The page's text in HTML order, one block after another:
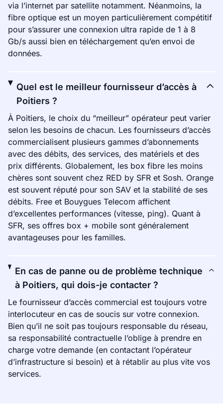
via l’internet par satellite notamment. Néanmoins, la
fibre optique est un moyen particulièrement compétitif
pour s’assurer une connexion ultra rapide de 1 à 8
Gb/s aussi bien en téléchargement qu’en envoi de
données.
Quel est le meilleur fournisseur d’accès à
Poitiers ?
À Poitiers, le choix du “meilleur” opérateur peut varier
selon les besoins de chacun. Les fournisseurs d’accès
commercialisent plusieurs gammes d’abonnements
avec des débits, des services, des matériels et des
prix différents. Globalement, les box fibre les moins
chères sont souvent chez RED by SFR et Sosh. Orange
est souvent réputé pour son SAV et la stabilité de ses
débits. Free et Bouygues Telecom affichent
d’excellentes performances (vitesse, ping). Quant à
SFR, ses offres box + mobile sont généralement
avantageuses pour les familles.
En cas de panne ou de problème technique
à Poitiers, qui dois-je contacter ?
Le fournisseur d’accès commercial est toujours votre
interlocuteur en cas de soucis sur votre connexion.
Bien qu’il ne soit pas toujours responsable du réseau,
sa responsabilité contractuelle l’oblige à prendre en
charge votre demande (en contactant l’opérateur
d’infrastructure si besoin) et à rétablir au plus vite vos
services.